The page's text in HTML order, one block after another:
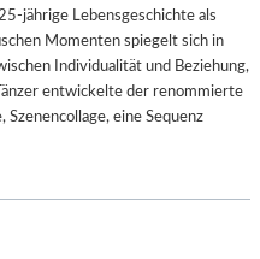
jährige Lebensgeschichte als
Momenten spiegelt sich in
Individualität und Beziehung,
entwickelte der renommierte
eine Sequenz